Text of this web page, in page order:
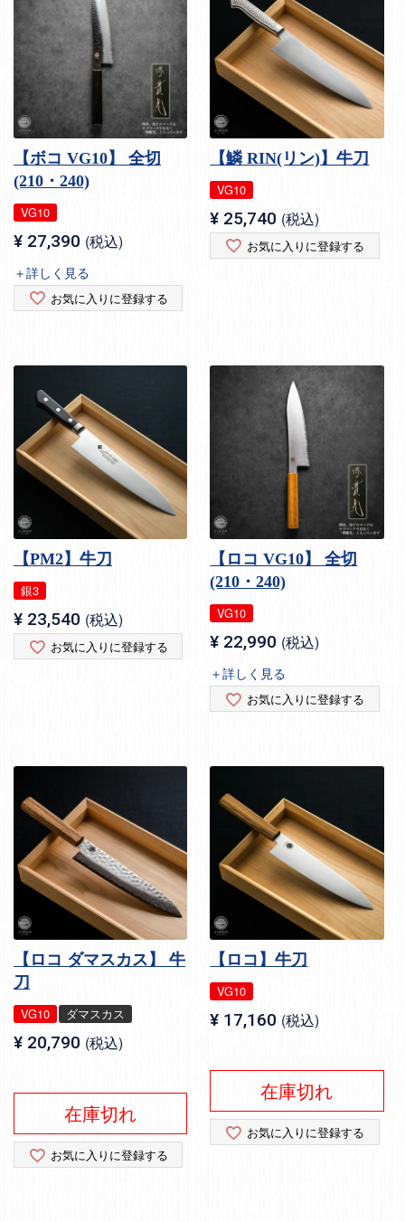
【ボコ VG10】 全切
(210・240)
VG10
¥ 27,390 税込
＋詳しく見る
お気に入りに登録する
【鱗 RIN(リン)】牛刀
VG10
¥ 25,740 税込
お気に入りに登録する
【PM2】牛刀
銀3
¥ 23,540 税込
お気に入りに登録する
【ロコ VG10】 全切
(210・240)
VG10
¥ 22,990 税込
＋詳しく見る
お気に入りに登録する
【ロコ ダマスカス】 牛
刀
VG10 ダマスカス
¥ 20,790 税込
在庫切れ
お気に入りに登録する
【ロコ】牛刀
VG10
¥ 17,160 税込
在庫切れ
お気に入りに登録する